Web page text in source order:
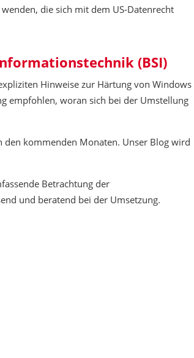
die sich mit dem US-Datenrecht
(BSI)
Hinweise zur Härtung von Windows
empfohlen, woran sich bei der Umstellung
kommenden Monaten. Unser Blog wird
Betrachtung der
und beratend bei der Umsetzung.